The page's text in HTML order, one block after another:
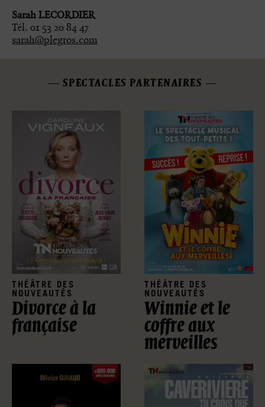
Sarah LECORDIER
Tél. 01 53 20 84 47
sarah@plegros.com
SPECTACLES PARTENAIRES
THÉÂTRE DES
NOUVEAUTÉS
Divorce à la
française
THÉÂTRE DES
NOUVEAUTÉS
Winnie et le
coffre aux
merveilles